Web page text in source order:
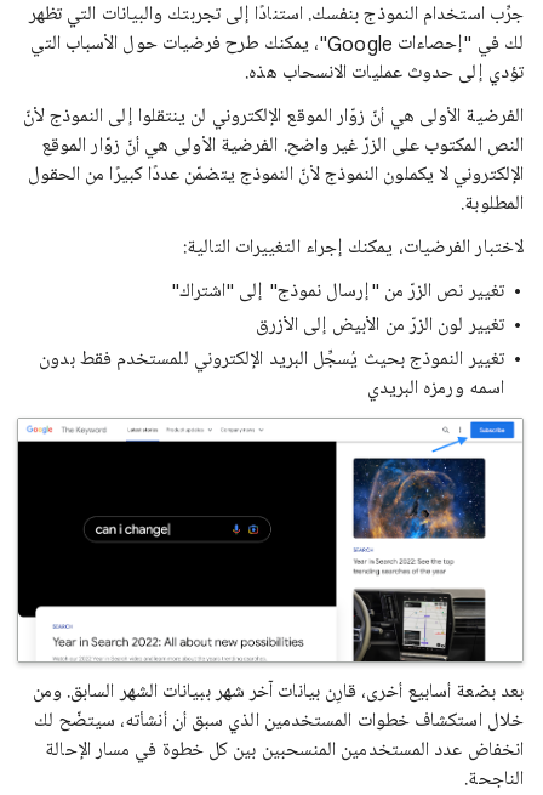
جرِّب استخدام النموذج بنفسك. استنادًا إلى تجربتك والبيانات التي تظهر
لك في "إحصاءات Google"، يمكنك طرح فرضيات حول الأسباب التي
تؤدي إلى حدوث عمليات الانسحاب هذه.
الفرضية الأولى هي أنّ زوّار الموقع الإلكتروني لن ينتقلوا إلى النموذج لأنّ
النص المكتوب على الزرّ غير واضح. الفرضية الأولى هي أنّ زوّار الموقع
الإلكتروني لا يكملون النموذج لأنّ النموذج يتضمّن عددًا كبيرًا من الحقول
المطلوبة.
لاختبار الفرضيات، يمكنك إجراء التغييرات التالية:
تغيير نص الزرّ من "إرسال نموذج" إلى "اشتراك"
تغيير لون الزرّ من الأبيض إلى الأزرق
تغيير النموذج بحيث يُسجِّل البريد الإلكتروني للمستخدم فقط بدون
اسمه ورمزه البريدي
بعد بضعة أسابيع أخرى، قارِن بيانات آخر شهر ببيانات الشهر السابق. ومن
خلال استكشاف خطوات المستخدمين الذي سبق أن أنشأته، سيتضّح لك
انخفاض عدد المستخدمين المنسحبين بين كل خطوة في مسار الإحالة
الناجحة.